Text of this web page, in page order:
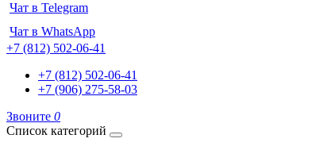
Чат в Telegram
Чат в WhatsApp
+7 (812) 502-06-41
+7 (812) 502-06-41
+7 (906) 275-58-03
Звоните 0
Список категорий